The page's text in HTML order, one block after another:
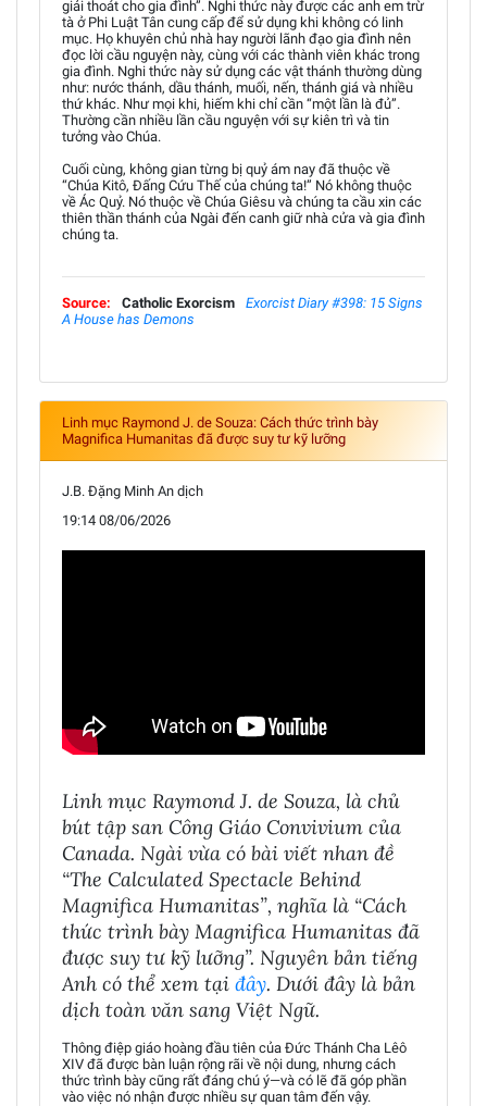
giải thoát cho gia đình”. Nghi thức này được các anh em trừ
tà ở Phi Luật Tân cung cấp để sử dụng khi không có linh
mục. Họ khuyên chủ nhà hay người lãnh đạo gia đình nên
đọc lời cầu nguyện này, cùng với các thành viên khác trong
gia đình. Nghi thức này sử dụng các vật thánh thường dùng
như: nước thánh, dầu thánh, muối, nến, thánh giá và nhiều
thứ khác. Như mọi khi, hiếm khi chỉ cần “một lần là đủ”.
Thường cần nhiều lần cầu nguyện với sự kiên trì và tin
tưởng vào Chúa.
Cuối cùng, không gian từng bị quỷ ám nay đã thuộc về
“Chúa Kitô, Đấng Cứu Thế của chúng ta!” Nó không thuộc
về Ác Quỷ. Nó thuộc về Chúa Giêsu và chúng ta cầu xin các
thiên thần thánh của Ngài đến canh giữ nhà cửa và gia đình
chúng ta.
Source: Catholic Exorcism
Exorcist Diary #398: 15 Signs
A House has Demons
Linh mục Raymond J. de Souza: Cách thức trình bày
Magnifica Humanitas đã được suy tư kỹ lưỡng
J.B. Đặng Minh An dịch
19:14 08/06/2026
Linh mục Raymond J. de Souza, là chủ
bút tập san Công Giáo Convivium của
Canada. Ngài vừa có bài viết nhan đề
“The Calculated Spectacle Behind
Magnifica Humanitas”, nghĩa là “Cách
thức trình bày Magnifica Humanitas đã
được suy tư kỹ lưỡng”. Nguyên bản tiếng
Anh có thể xem tại đây. Dưới đây là bản
dịch toàn văn sang Việt Ngữ.
Thông điệp giáo hoàng đầu tiên của Đức Thánh Cha Lêô
XIV đã được bàn luận rộng rãi về nội dung, nhưng cách
thức trình bày cũng rất đáng chú ý—và có lẽ đã góp phần
vào việc nó nhận được nhiều sự quan tâm đến vậy.